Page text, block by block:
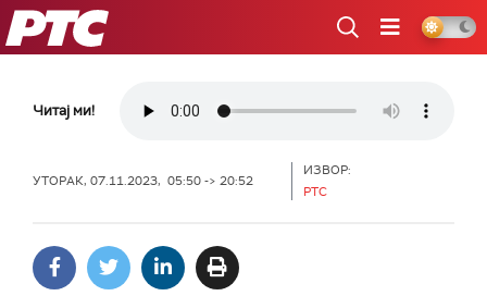
РТС
Читај ми!
УТОРАК, 07.11.2023, 05:50 -> 20:52
ИЗВОР:
РТС